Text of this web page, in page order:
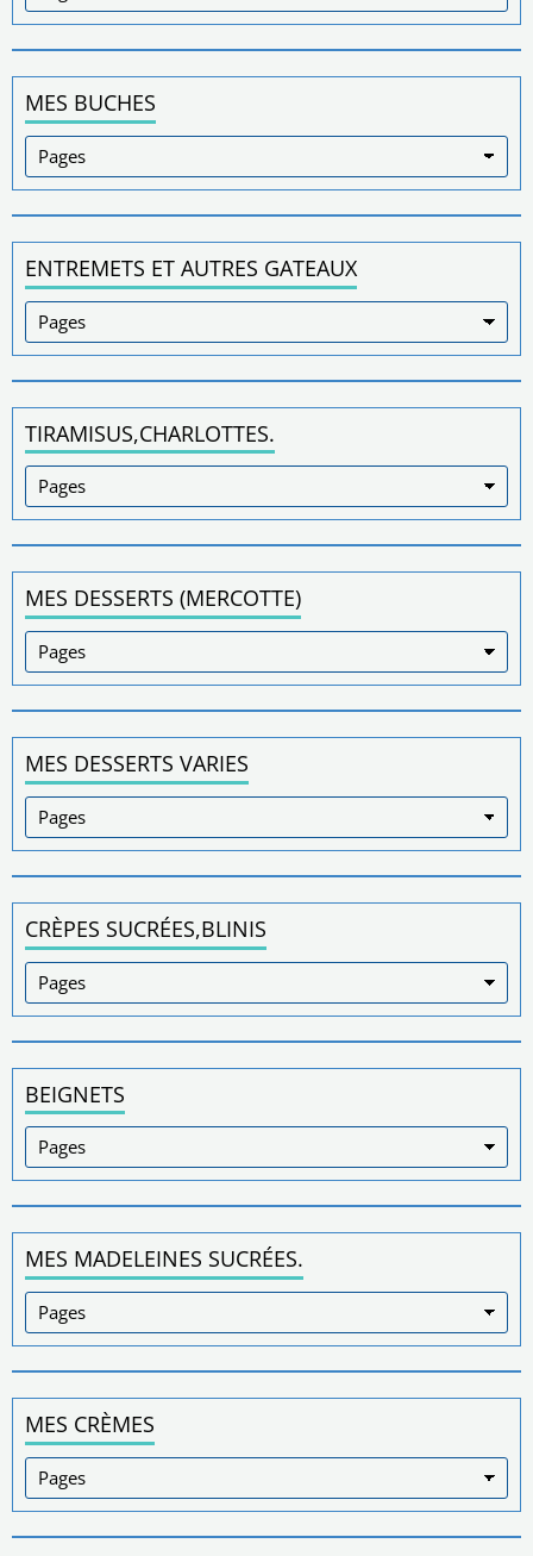
MES BUCHES
ENTREMETS ET AUTRES GATEAUX
TIRAMISUS,CHARLOTTES.
MES DESSERTS (MERCOTTE)
MES DESSERTS VARIES
CRÈPES SUCRÉES,BLINIS
BEIGNETS
MES MADELEINES SUCRÉES.
MES CRÈMES